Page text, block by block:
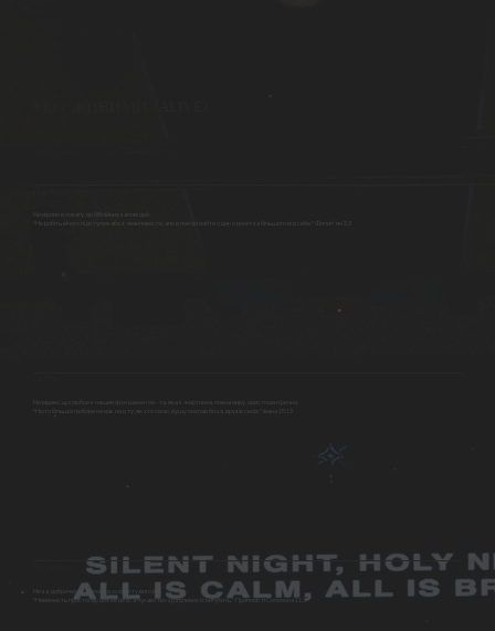
Ми віримо в повагу до біблійних заповідей.
"Не робіть нічого підступом або з чванливости, але в покорі майте один одного за більшого від себе." Филипʼян 2:3
Ми віримо, що любов є нашим фундаментом - та, яка є жертовна, повна миру, христоцентрична.
"Ніхто більшої любови не має над ту, як хто свою душу поклав би за друзів своїх." Івана 15:13
Ми за доброчесність понад особисту вигоду.
"Невинність простосердих веде їх, а лукавство зрадливих їх вигубить." Приповісті Соломона 11:3